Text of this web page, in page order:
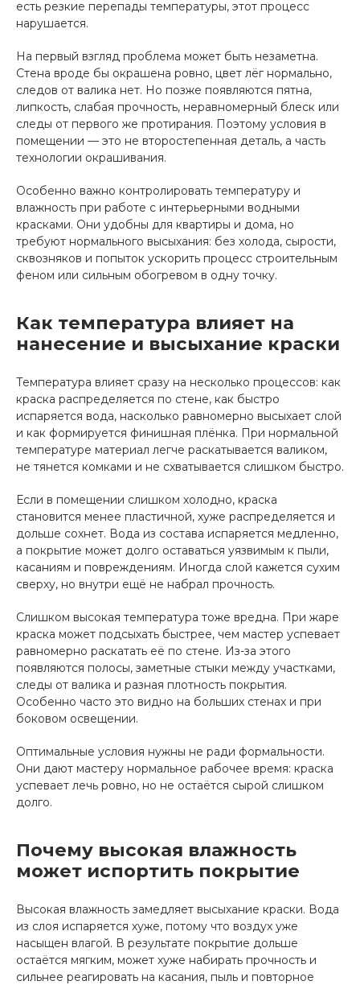
есть резкие перепады температуры, этот процесс
нарушается.
На первый взгляд проблема может быть незаметна.
Стена вроде бы окрашена ровно, цвет лёг нормально,
следов от валика нет. Но позже появляются пятна,
липкость, слабая прочность, неравномерный блеск или
следы от первого же протирания. Поэтому условия в
помещении — это не второстепенная деталь, а часть
технологии окрашивания.
Особенно важно контролировать температуру и
влажность при работе с интерьерными водными
красками. Они удобны для квартиры и дома, но
требуют нормального высыхания: без холода, сырости,
сквозняков и попыток ускорить процесс строительным
феном или сильным обогревом в одну точку.
Как температура влияет на
нанесение и высыхание краски
Температура влияет сразу на несколько процессов: как
краска распределяется по стене, как быстро
испаряется вода, насколько равномерно высыхает слой
и как формируется финишная плёнка. При нормальной
температуре материал легче раскатывается валиком,
не тянется комками и не схватывается слишком быстро.
Если в помещении слишком холодно, краска
становится менее пластичной, хуже распределяется и
дольше сохнет. Вода из состава испаряется медленно,
а покрытие может долго оставаться уязвимым к пыли,
касаниям и повреждениям. Иногда слой кажется сухим
сверху, но внутри ещё не набрал прочность.
Слишком высокая температура тоже вредна. При жаре
краска может подсыхать быстрее, чем мастер успевает
равномерно раскатать её по стене. Из-за этого
появляются полосы, заметные стыки между участками,
следы от валика и разная плотность покрытия.
Особенно часто это видно на больших стенах и при
боковом освещении.
Оптимальные условия нужны не ради формальности.
Они дают мастеру нормальное рабочее время: краска
успевает лечь ровно, но не остаётся сырой слишком
долго.
Почему высокая влажность
может испортить покрытие
Высокая влажность замедляет высыхание краски. Вода
из слоя испаряется хуже, потому что воздух уже
насыщен влагой. В результате покрытие дольше
остаётся мягким, может хуже набирать прочность и
сильнее реагировать на касания, пыль и повторное